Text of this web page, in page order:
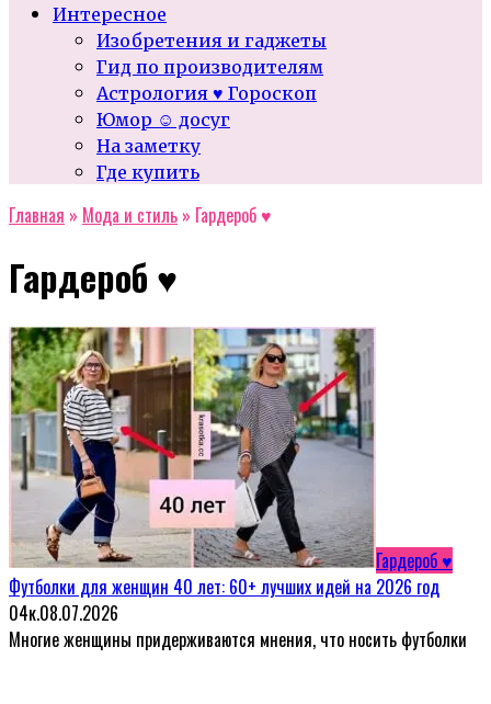
Интересное
Изобретения и гаджеты
Гид по производителям
Астрология ♥ Гороскоп
Юмор ☺ досуг
На заметку
Где купить
Главная » Мода и стиль » Гардероб ♥
Гардероб ♥
Гардероб ♥
Футболки для женщин 40 лет: 60+ лучших идей на 2026 год
04к.08.07.2026
Многие женщины придерживаются мнения, что носить футболки